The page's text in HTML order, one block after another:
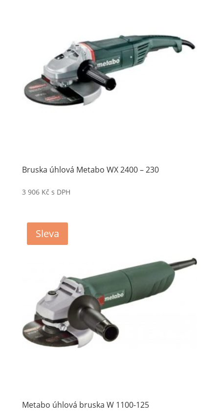
Bruska úhlová Metabo WX 2400 – 230
3 906 Kč s DPH
Sleva
Metabo úhlová bruska W 1100-125